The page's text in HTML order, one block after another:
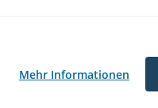
Mehr Informationen